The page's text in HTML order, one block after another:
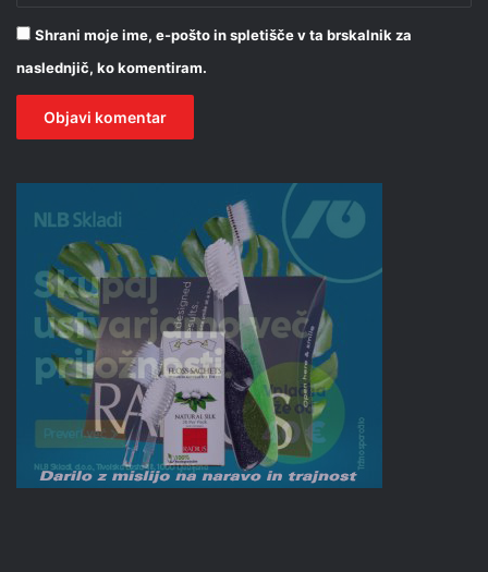
Shrani moje ime, e-pošto in spletišče v ta brskalnik za
naslednjič, ko komentiram.